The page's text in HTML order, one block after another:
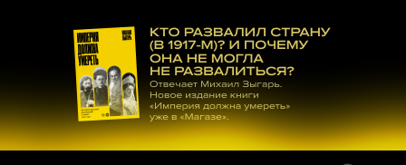
материалам